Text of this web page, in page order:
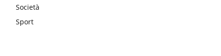
Società
Sport